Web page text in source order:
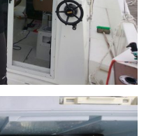
会社概要